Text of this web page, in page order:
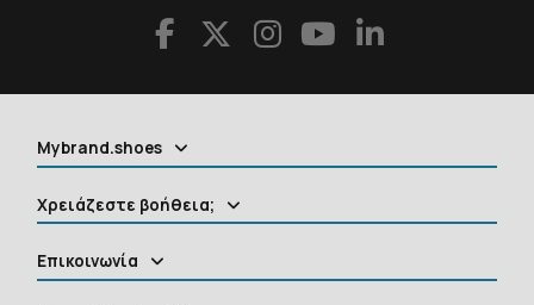
Mybrand.shoes
Χρειάζεστε βοήθεια;
Επικοινωνία